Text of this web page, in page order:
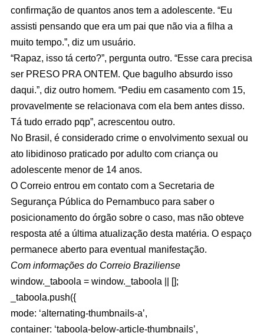
confirmação de quantos anos tem a adolescente. “Eu
assisti pensando que era um pai que não via a filha a
muito tempo.”, diz um usuário.
“Rapaz, isso tá certo?”, pergunta outro. “Esse cara precisa
ser PRESO PRA ONTEM. Que bagulho absurdo isso
daqui.”, diz outro homem. “Pediu em casamento com 15,
provavelmente se relacionava com ela bem antes disso.
Tá tudo errado pqp”, acrescentou outro.
No Brasil, é considerado crime o envolvimento sexual ou
ato libidinoso praticado por adulto com criança ou
adolescente menor de 14 anos.
O Correio entrou em contato com a Secretaria de
Segurança Pública do Pernambuco para saber o
posicionamento do órgão sobre o caso, mas não obteve
resposta até a última atualização desta matéria. O espaço
permanece aberto para eventual manifestação.
Com informações do Correio Braziliense
window._taboola = window._taboola || [];
_taboola.push({
mode: ‘alternating-thumbnails-a’,
container: ‘taboola-below-article-thumbnails’,